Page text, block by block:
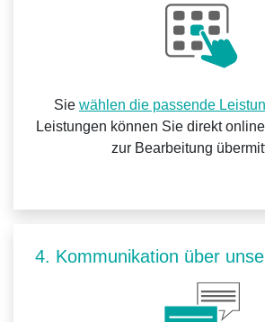
Sie wählen die passende
Leistungen können Sie direkt
zur Bearbeitung
4. Kommunikation über